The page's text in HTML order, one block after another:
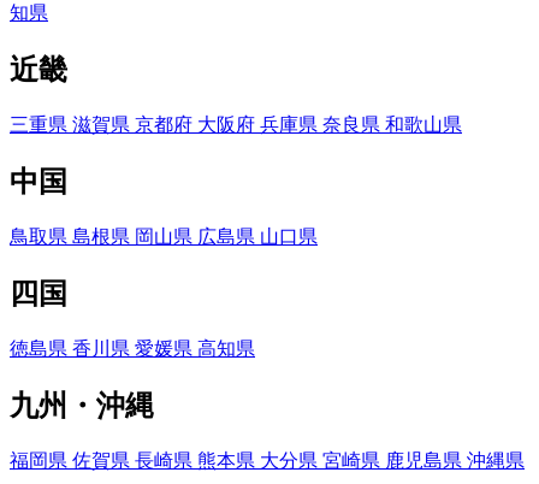
知県
近畿
三重県 滋賀県 京都府 大阪府 兵庫県 奈良県 和歌山県
中国
鳥取県 島根県 岡山県 広島県 山口県
四国
徳島県 香川県 愛媛県 高知県
九州・沖縄
福岡県 佐賀県 長崎県 熊本県 大分県 宮崎県 鹿児島県 沖縄県